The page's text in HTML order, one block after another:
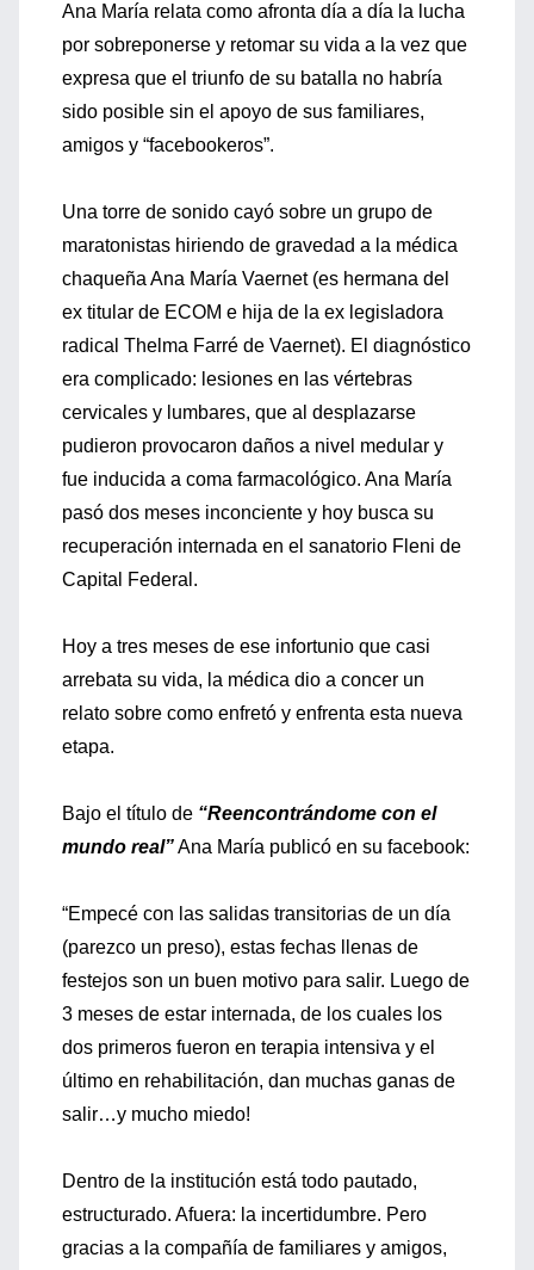
Ana María relata como afronta día a día la lucha
por sobreponerse y retomar su vida a la vez que
expresa que el triunfo de su batalla no habría
sido posible sin el apoyo de sus familiares,
amigos y “facebookeros”.
Una torre de sonido cayó sobre un grupo de
maratonistas hiriendo de gravedad a la médica
chaqueña Ana María Vaernet (es hermana del
ex titular de ECOM e hija de la ex legisladora
radical Thelma Farré de Vaernet). El diagnóstico
era complicado: lesiones en las vértebras
cervicales y lumbares, que al desplazarse
pudieron provocaron daños a nivel medular y
fue inducida a coma farmacológico. Ana María
pasó dos meses inconciente y hoy busca su
recuperación internada en el sanatorio Fleni de
Capital Federal.
Hoy a tres meses de ese infortunio que casi
arrebata su vida, la médica dio a concer un
relato sobre como enfretó y enfrenta esta nueva
etapa.
Bajo el título de “Reencontrándome con el
mundo real”Ana María publicó en su facebook:
“Empecé con las salidas transitorias de un día
(parezco un preso), estas fechas llenas de
festejos son un buen motivo para salir. Luego de
3 meses de estar internada, de los cuales los
dos primeros fueron en terapia intensiva y el
último en rehabilitación, dan muchas ganas de
salir…y mucho miedo!
Dentro de la institución está todo pautado,
estructurado. Afuera: la incertidumbre. Pero
gracias a la compañía de familiares y amigos,